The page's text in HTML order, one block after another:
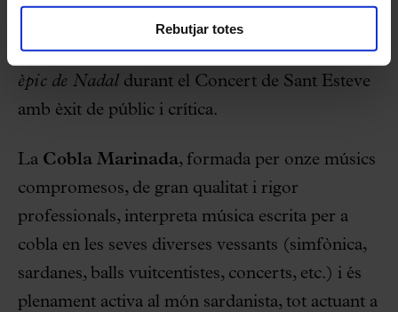
Rebutjar totes
Precisament el músic de Castelló d’Empúries va
estrenar al Palau de la Música Catalana elPoema
èpic de Nadaldurant el Concert de Sant Esteve
amb èxit de públic i crítica.
La Cobla Marinada, formada per onze músics
compromesos, de gran qualitat i rigor
professionals, interpreta música escrita per a
cobla en les seves diverses vessants (simfònica,
sardanes, balls vuitcentistes, concerts, etc.) i és
plenament activa al món sardanista, tot actuant a